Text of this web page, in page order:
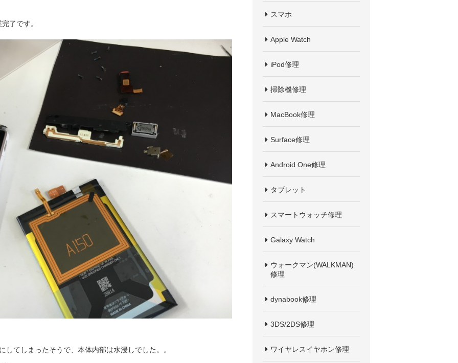
了です。
てしまったそうで、本体内部は水浸しでした。。
スマホ
Apple Watch
iPod修理
掃除機修理
MacBook修理
Surface修理
Android One修理
タブレット
スマートウォッチ修理
Galaxy Watch
ウォークマン(WALKMAN)
修理
dynabook修理
3DS/2DS修理
ワイヤレスイヤホン修理